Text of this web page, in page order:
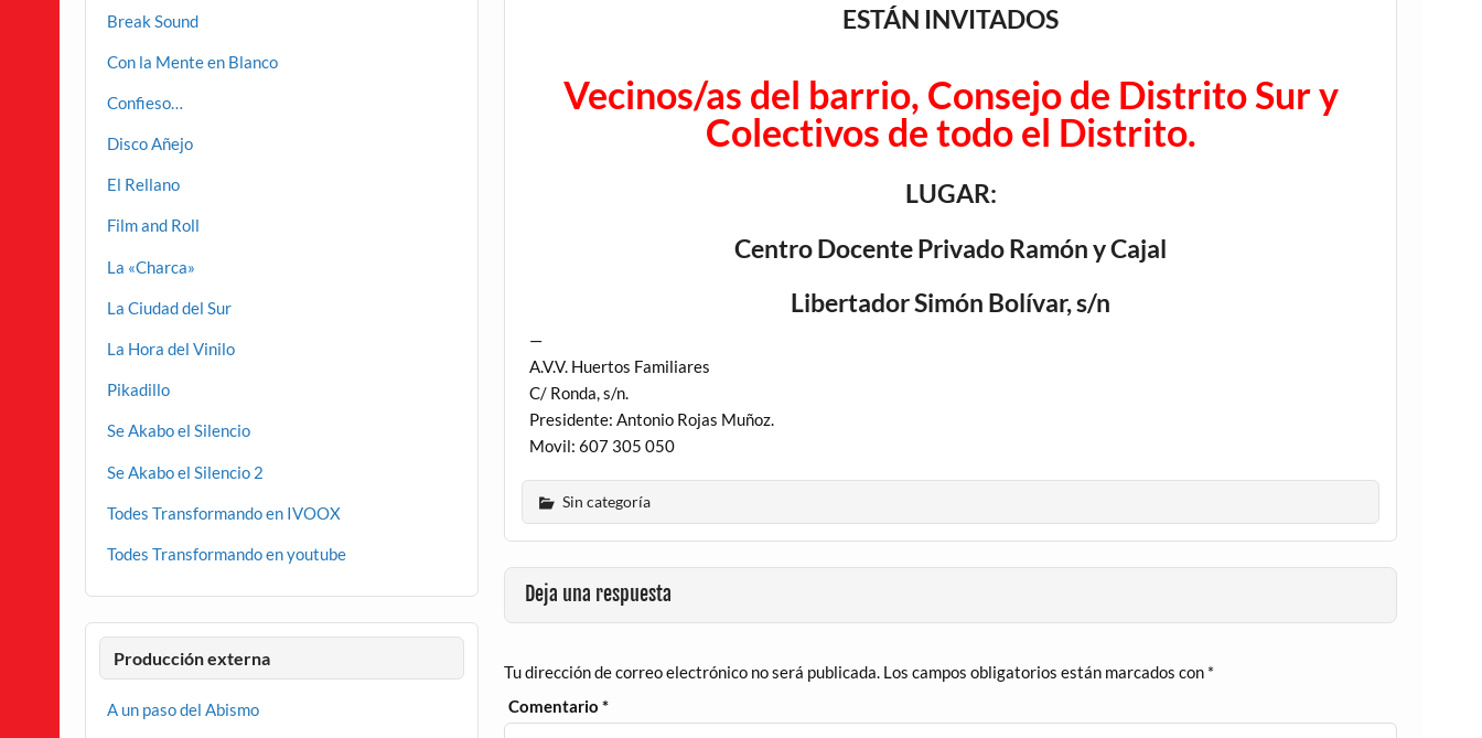
ESTÁN INVITADOS
Vecinos/as del barrio, Consejo de Distrito Sur y
Colectivos de todo el Distrito.
LUGAR:
Centro Docente Privado Ramón y Cajal
Libertador Simón Bolívar, s/n
—
A.V.V. Huertos Familiares
C/ Ronda, s/n.
Presidente: Antonio Rojas Muñoz.
Movil: 607 305 050
Sin categoría
Deja una respuesta
Tu dirección de correo electrónico no será publicada. Los campos obligatorios están marcados con *
Comentario*
Break Sound
Con la Mente en Blanco
Confieso…
Disco Añejo
El Rellano
Film and Roll
La «Charca»
La Ciudad del Sur
La Hora del Vinilo
Pikadillo
Se Akabo el Silencio
Se Akabo el Silencio 2
Todes Transformando en IVOOX
Todes Transformando en youtube
Producción externa
A un paso del Abismo